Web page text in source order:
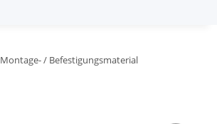
Montage- / Befestigungsmaterial